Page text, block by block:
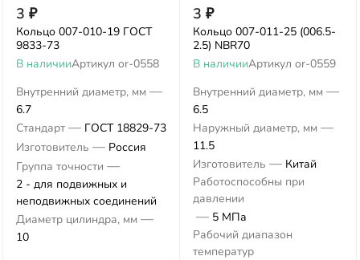
3 ₽
Кольцо 007-010-19 ГОСТ
9833-73
В наличииАртикул or-0558
Внутренний диаметр, мм —
6.7
Стандарт — ГОСТ 18829-73
Изготовитель — Россия
Группа точности —
2 - для подвижных и
неподвижных соединений
Диаметр цилиндра, мм —
10
3 ₽
Кольцо 007-011-25 (006.5-
2.5) NBR70
В наличииАртикул or-0559
Внутренний диаметр, мм —
6.5
Наружный диаметр, мм —
11.5
Изготовитель — Китай
Работоспособны при
давлении
— 5 МПа
Рабочий диапазон
температур